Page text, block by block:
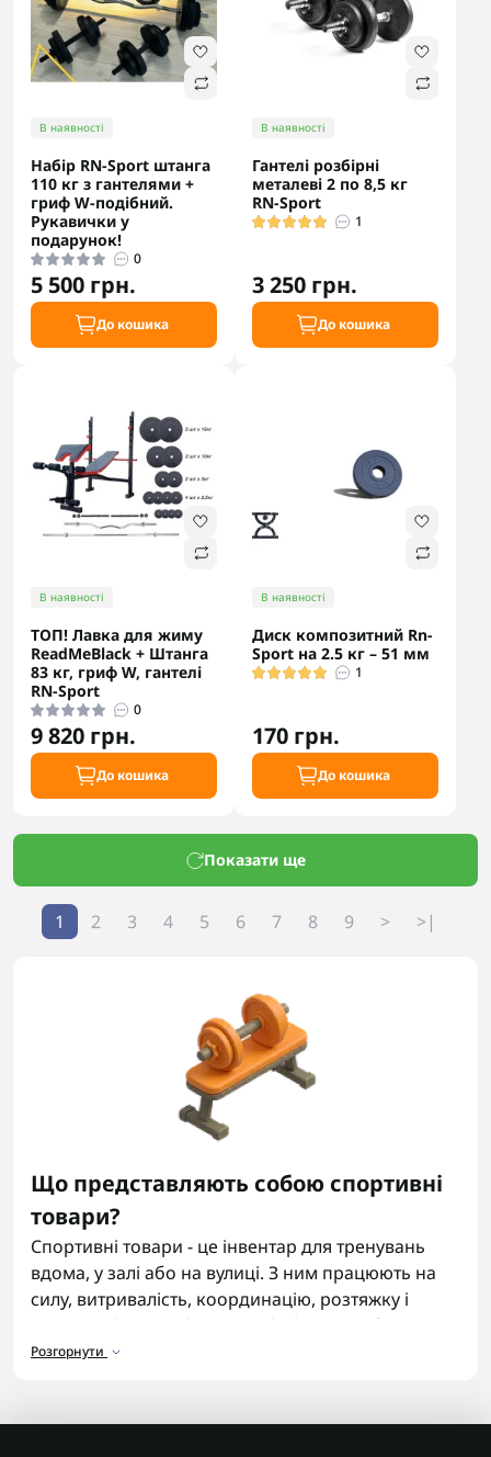
В наявності
Набір RN-Sport штанга
110 кг з гантелями +
гриф W-подібний.
Рукавички у
подарунок!
0
5 500 грн.
До кошика
В наявності
Гантелі розбірні
металеві 2 по 8,5 кг
RN-Sport
1
3 250 грн.
До кошика
В наявності
ТОП! Лавка для жиму
ReadMeBlack + Штанга
83 кг, гриф W, гантелі
RN-Sport
0
9 820 грн.
До кошика
В наявності
Диск композитний Rn-
Sport на 2.5 кг – 51 мм
1
170 грн.
До кошика
Показати ще
1 2 3 4 5 6 7 8 9 > >|
Що представляють собою спортивні
товари?
Спортивні товари - це інвентар для тренувань
вдома, у залі або на вулиці. З ним працюють на
силу, витривалість, координацію, розтяжку і
загальну фізичну форму. У Flash Army зібрані
товари для базових занять, фітнесу та регулярних
Види спортивних товарів
Розгорнути